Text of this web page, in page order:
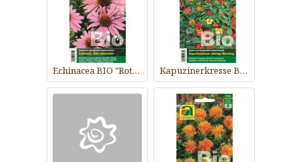
Echinacea BIO "Roter Sonnenhut" Kapuzinerkresse BIO "Niedrige Mischung"